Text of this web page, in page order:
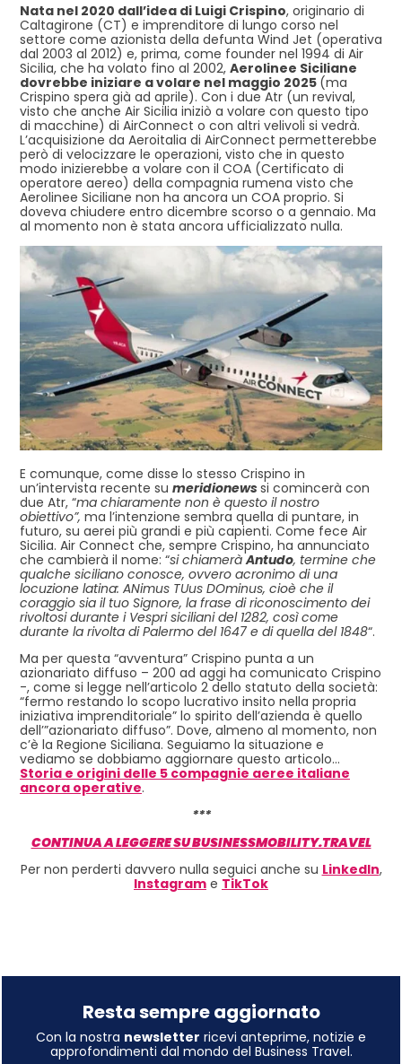
Nata nel 2020 dall’idea di Luigi Crispino, originario di
Caltagirone (CT) e imprenditore di lungo corso nel
settore come azionista della defunta Wind Jet (operativa
dal 2003 al 2012) e, prima, come founder nel 1994 di Air
Sicilia, che ha volato fino al 2002, Aerolinee Siciliane
dovrebbe iniziare a volare nel maggio 2025 (ma
Crispino spera già ad aprile). Con i due Atr (un revival,
visto che anche Air Sicilia iniziò a volare con questo tipo
di macchine) di AirConnect o con altri velivoli si vedrà.
L’acquisizione da Aeroitalia di AirConnect permetterebbe
però di velocizzare le operazioni, visto che in questo
modo inizierebbe a volare con il COA (Certificato di
operatore aereo) della compagnia rumena visto che
Aerolinee Siciliane non ha ancora un COA proprio. Si
doveva chiudere entro dicembre scorso o a gennaio. Ma
al momento non è stata ancora ufficializzato nulla.
E comunque, come disse lo stesso Crispino in
un’intervista recente su meridionewssi comincerà con
due Atr, “ma chiaramente non è questo il nostro
obiettivo”, ma l’intenzione sembra quella di puntare, in
futuro, su aerei più grandi e più capienti. Come fece Air
Sicilia. Air Connect che, sempre Crispino, ha annunciato
che cambierà il nome: “si chiameràAntudo, termine che
qualche siciliano conosce, ovvero acronimo di una
locuzione latina: ANimus TUus DOminus, cioè che il
coraggio sia il tuo Signore, la frase di riconoscimento dei
rivoltosi durante i Vespri siciliani del 1282, così come
durante la rivolta di Palermo del 1647 e di quella del 1848“.
Ma per questa “avventura” Crispino punta a un
azionariato diffuso – 200 ad aggi ha comunicato Crispino
-, come si legge nell’articolo 2 dello statuto della società:
“fermo restando lo scopo lucrativo insito nella propria
iniziativa imprenditoriale” lo spirito dell’azienda è quello
dell’”azionariato diffuso”. Dove, almeno al momento, non
c’è la Regione Siciliana. Seguiamo la situazione e
vediamo se dobbiamo aggiornare questo articolo…
Storia e origini delle 5 compagnie aeree italiane
ancora operative.
***
CONTINUA A LEGGERE SU BUSINESSMOBILITY.TRAVEL
Per non perderti davvero nulla seguici anche su LinkedIn,
Instagram e TikTok
Resta sempre aggiornato
Con la nostra newsletter ricevi anteprime, notizie e
approfondimenti dal mondo del Business Travel.